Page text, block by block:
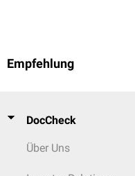
Empfehlung
DocCheck
Über Uns